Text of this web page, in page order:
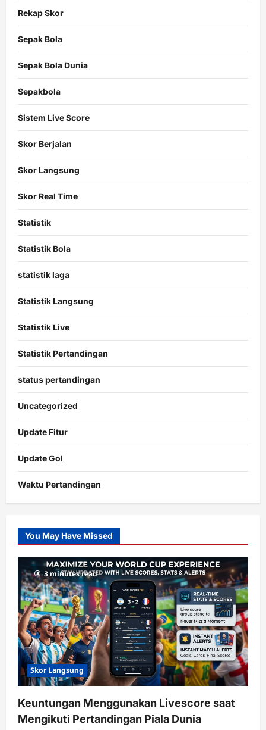
Rekap Skor
Sepak Bola
Sepak Bola Dunia
Sepakbola
Sistem Live Score
Skor Berjalan
Skor Langsung
Skor Real Time
Statistik
Statistik Bola
statistik laga
Statistik Langsung
Statistik Live
Statistik Pertandingan
status pertandingan
Uncategorized
Update Fitur
Update Gol
Waktu Pertandingan
Slot
Gacor
RTP
terupdate
You May Have Missed
3 minutes read
Skor Langsung
Keuntungan Menggunakan Livescore saat
Mengikuti Pertandingan Piala Dunia